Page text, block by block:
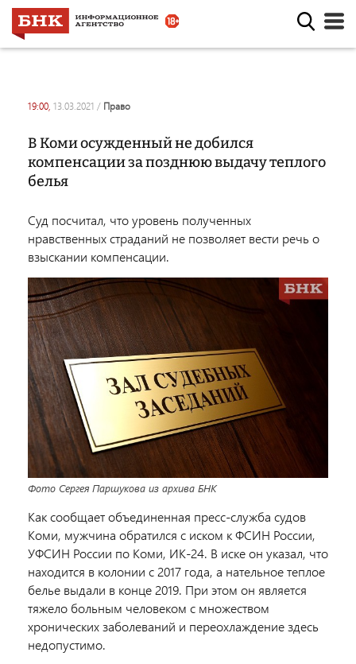
19:00, 13.03.2021 / право
В Коми осужденный не добился
компенсации за позднюю выдачу теплого
белья
Суд посчитал, что уровень полученных
нравственных страданий не позволяет вести речь о
взыскании компенсации.
Фото Сергея Паршукова из архива БНК
Как сообщает объединенная пресс-служба судов
Коми, мужчина обратился с иском к ФСИН России,
УФСИН России по Коми, ИК-24. В иске он указал, что
находится в колонии с 2017 года, а нательное теплое
белье выдали в конце 2019. При этом он является
тяжело больным человеком с множеством
хронических заболеваний и переохлаждение здесь
недопустимо.